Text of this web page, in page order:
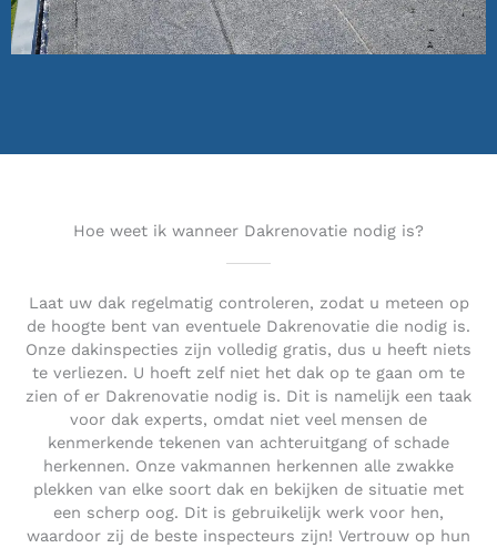
Hoe weet ik wanneer Dakrenovatie nodig is?
Laat uw dak regelmatig controleren, zodat u meteen op
de hoogte bent van eventuele Dakrenovatie die nodig is.
Onze dakinspecties zijn volledig gratis, dus u heeft niets
te verliezen. U hoeft zelf niet het dak op te gaan om te
zien of er Dakrenovatie nodig is. Dit is namelijk een taak
voor dak experts, omdat niet veel mensen de
kenmerkende tekenen van achteruitgang of schade
herkennen. Onze vakmannen herkennen alle zwakke
plekken van elke soort dak en bekijken de situatie met
een scherp oog. Dit is gebruikelijk werk voor hen,
waardoor zij de beste inspecteurs zijn! Vertrouw op hun